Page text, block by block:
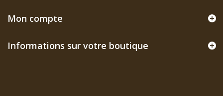
Mon compte
Informations sur votre boutique